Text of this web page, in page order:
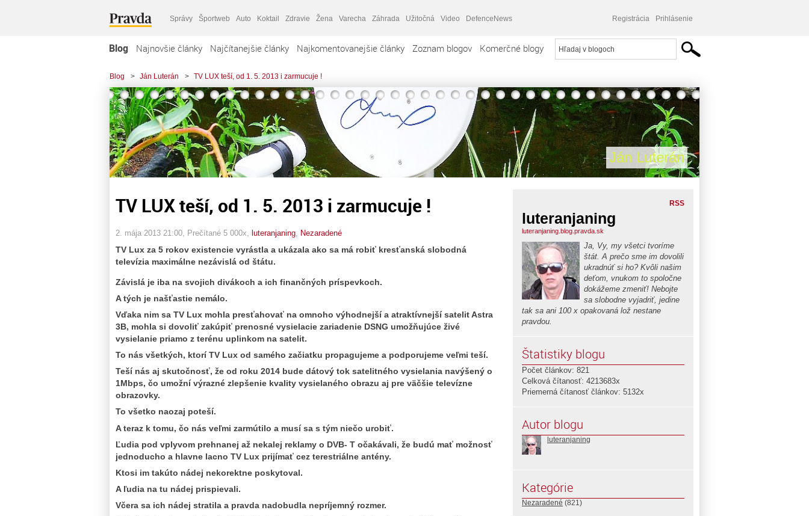
Správy Športweb Auto Koktail Zdravie Žena Varecha Záhrada Užitočná Video DefenceNews Registrácia Prihlásenie
Blog Najnovšie články Najčítanejšie články Najkomentovanejšie články Zoznam blogov Komerčné blogy
Blog > Ján Luterán > TV LUX teší, od 1. 5. 2013 i zarmucuje !
Ján Luterán
TV LUX teší, od 1. 5. 2013 i zarmucuje !
2. mája 2013 21:00 , Prečítané 5 000x, luteranjaning Nezaradené
TV Lux za 5 rokov existencie vyrástla a ukázala ako sa má robiť kresťanská slobodná
televízia maximálne nezávislá od štátu.
Závislá je iba na svojich divákoch a ich finančných príspevkoch.
A tých je našťastie nemálo.
Vďaka nim sa TV Lux mohla presťahovať na omnoho výhodnejší a atraktívnejší satelit Astra
3B, mohla si dovoliť zakúpiť prenosné vysielacie zariadenie DSNG umožňujúce živé
vysielanie priamo z terénu uplinkom na satelit.
To nás všetkých, ktorí TV Lux od samého začiatku propagujeme a podporujeme veľmi teší.
Teší nás aj skutočnosť, že od roku 2014 bude dátový tok satelitného vysielania navýšený o
1Mbps, čo umožní výrazné zlepšenie kvality vysielaného obrazu aj pre väčšie televízne
obrazovky.
To všetko naozaj poteší.
A teraz k tomu, čo nás veľmi zarmútilo a musí sa s tým niečo urobiť.
Ľudia pod vplyvom prehnanej až nekalej reklamy o DVB- T očakávali, že budú mať možnosť
jednoducho a hlavne lacno TV Lux prijímať cez terestriálne antény.
Ktosi im takúto nádej nekorektne poskytoval.
A ľudia na tu nádej prispievali.
Včera sa ich nádej stratila a pravda nadobudla nepríjemný rozmer.
RSS
luteranjaning
luteranjaning.blog.pravda.sk
Ja, Vy, my všetci tvoríme
štát. A prečo sme im dovolili
ukradnúť si ho? Kvôli našim
deťom, vnukom to spoločne
dokážeme zmeniť! Nebojte
sa slobodne vyjadriť, jedine
tak sa ani 100 x opakovaná lož nestane
pravdou.
Štatistiky blogu
Počet článkov: 821
Celková čítanosť: 4213683x
Priemerná čítanosť článkov: 5132x
Autor blogu
luteranjaning
Kategórie
Nezaradené (821)